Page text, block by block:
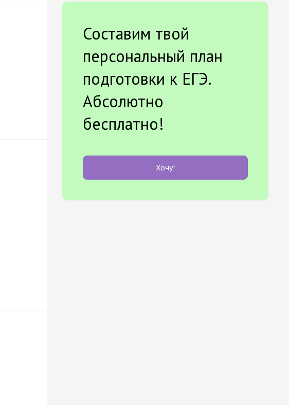
Составим твой
персональный план
подготовки к ЕГЭ.
Абсолютно
бесплатно!
Хочу!